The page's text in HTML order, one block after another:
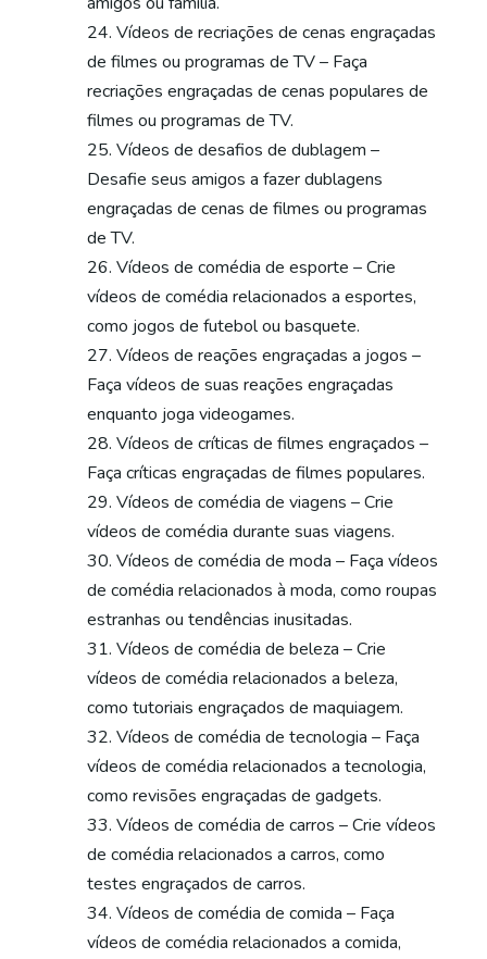
Vídeos de recriações de cenas engraçadas
de filmes ou programas de TV – Faça
recriações engraçadas de cenas populares de
filmes ou programas de TV.
Vídeos de desafios de dublagem –
Desafie seus amigos a fazer dublagens
engraçadas de cenas de filmes ou programas
de TV.
Vídeos de comédia de esporte – Crie
vídeos de comédia relacionados a esportes,
como jogos de futebol ou basquete.
Vídeos de reações engraçadas a jogos –
Faça vídeos de suas reações engraçadas
enquanto joga videogames.
Vídeos de críticas de filmes engraçados –
Faça críticas engraçadas de filmes populares.
Vídeos de comédia de viagens – Crie
vídeos de comédia durante suas viagens.
Vídeos de comédia de moda – Faça vídeos
de comédia relacionados à moda, como roupas
estranhas ou tendências inusitadas.
Vídeos de comédia de beleza – Crie
vídeos de comédia relacionados a beleza,
como tutoriais engraçados de maquiagem.
Vídeos de comédia de tecnologia – Faça
vídeos de comédia relacionados a tecnologia,
como revisões engraçadas de gadgets.
Vídeos de comédia de carros – Crie vídeos
de comédia relacionados a carros, como
testes engraçados de carros.
Vídeos de comédia de comida – Faça
vídeos de comédia relacionados a comida,